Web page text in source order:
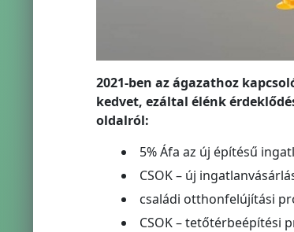
2021-ben az ágazathoz
kedvet, ezáltal élénk
oldalról:
5% Áfa az új építésű
CSOK – új
családi otthonfelújítási
CSOK – tetőtérbeépítési